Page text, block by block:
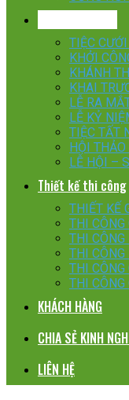
TIỆC
KHỞI
KHÁNH
KHAI
LỄ RA
LỄ KỶ
TIỆC TẤT
HỘI
LỄ HỘI –
Thiết kế thi công
THIẾT KẾ
THI
THI CÔNG
THI CÔNG
THI CÔNG
THI CÔNG
KHÁCH HÀNG
CHIA SẺ KINH
LIÊN HỆ